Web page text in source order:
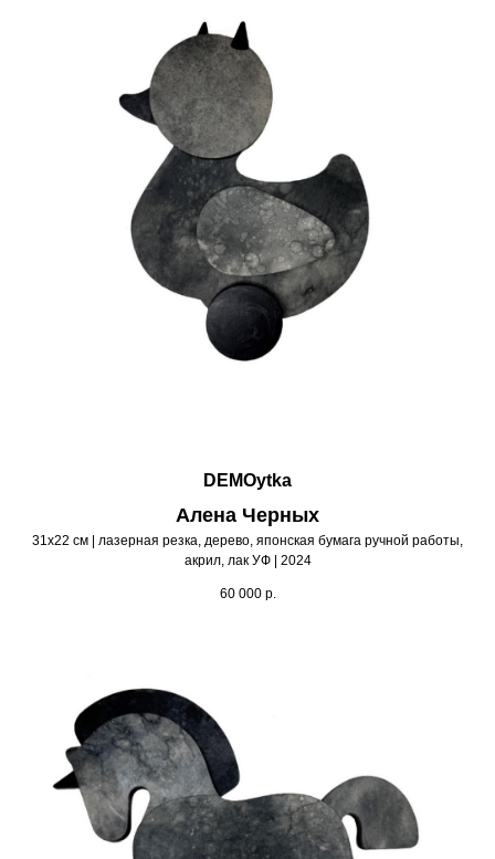
DEMOytka
Алена Черных
31х22 см | лазерная резка, дерево, японская бумага ручной работы,
акрил, лак УФ | 2024
60 000 р.